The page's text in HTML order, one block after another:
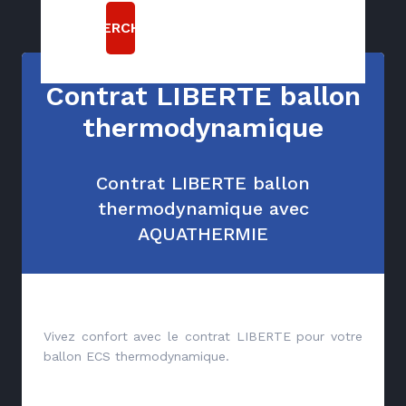
RECHERCHER
Contrat LIBERTE ballon
thermodynamique
Contrat LIBERTE ballon
thermodynamique avec
AQUATHERMIE
Vivez confort avec le contrat LIBERTE pour votre
ballon ECS thermodynamique.